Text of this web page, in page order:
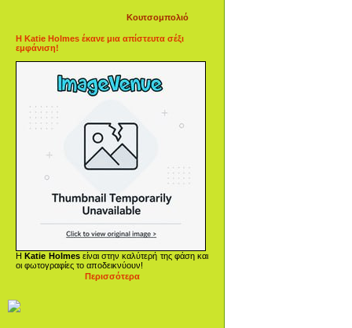
Κουτσομπολιό
Η Katie Holmes έκανε μια απίστευτα σέξι
εμφάνιση!
ΗKatie Holmesείναι στην καλύτερή της φάση και
οι φωτογραφίες το αποδεικνύουν!
Περισσότερα